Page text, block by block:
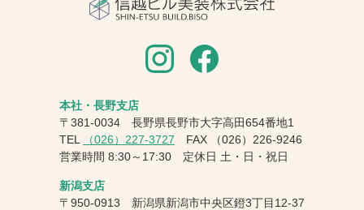
本社・長野支店
〒381-0034 長野県長野市大字高田654番地1
TEL
（026）227-3727 FAX
（026）226-9246
営業時間 8:30～17:30 定休日 土・日・祝日
新潟支店
〒950-0913 新潟県新潟市中央区鐙3丁目12-37